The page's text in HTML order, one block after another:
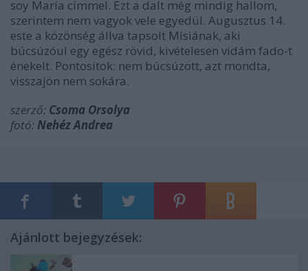
soy María címmel. Ezt a dalt még mindig hallom,
szerintem nem vagyok vele egyedül. Augusztus 14.
este a közönség állva tapsolt Mísiának, aki
búcsúzóul egy egész rövid, kivételesen vidám fado-t
énekelt. Pontosítok: nem búcsúzott, azt mondta,
visszajön nem sokára.
szerző: Csoma Orsolya
fotó:Nehéz Andrea
Ajánlott bejegyzések: